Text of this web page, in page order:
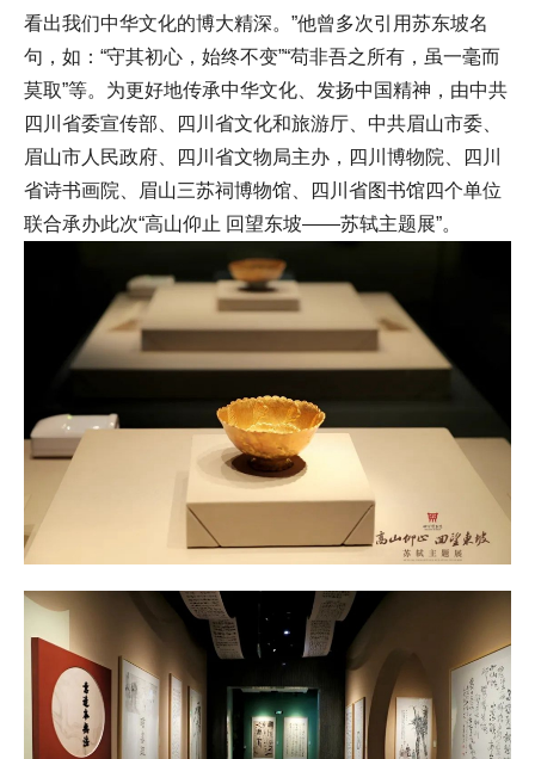
看出我们中华文化的博大精深。”他曾多次引用苏东坡名
句，如：“守其初心，始终不变”“苟非吾之所有，虽一毫而
莫取”等。为更好地传承中华文化、发扬中国精神，由中共
四川省委宣传部、四川省文化和旅游厅、中共眉山市委、
眉山市人民政府、四川省文物局主办，四川博物院、四川
省诗书画院、眉山三苏祠博物馆、四川省图书馆四个单位
联合承办此次“高山仰止 回望东坡——苏轼主题展”。